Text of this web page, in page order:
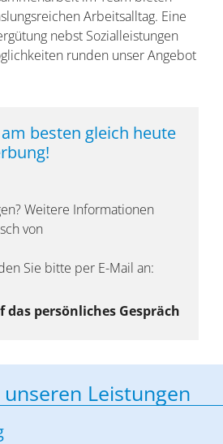
Arbeitsalltag. Eine
nebst Sozialleistungen
runden unser Angebot
besten gleich heute
Weitere Informationen
von
Sie bitte per E-Mail an:
persönliches Gespräch
Leistungen